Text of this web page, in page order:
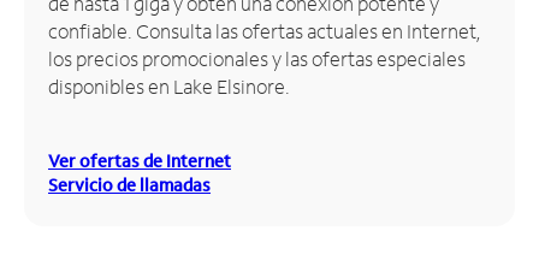
Encuentra
una
tienda
confiable. Consulta las ofertas actuales en Internet,
los precios promocionales y las ofertas especiales
disponibles en Lake Elsinore.
Ver ofertas de Internet
Servicio de llamadas